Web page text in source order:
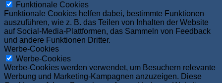
Funktionale Cookies
Funktionale Cookies helfen dabei, bestimmte Funktionen
auszuführen, wie z. B. das Teilen von Inhalten der Website
auf Social-Media-Plattformen, das Sammeln von Feedback
und andere Funktionen Dritter.
Werbe-Cookies
Werbe-Cookies
Werbe-Cookies werden verwendet, um Besuchern relevante
Werbung und Marketing-Kampagnen anzuzeigen. Diese